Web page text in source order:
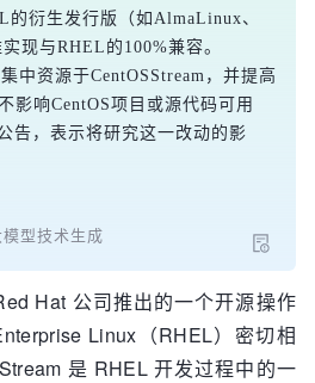
的衍生发行版（如AlmaLinux、
现与RHEL的100%兼容。
中资源于CentOSStream，并提高
影响CentOS项目或源代码可用
告，表示将研究这一改动的影
型技术生成
Hat 公司推出的一个开源操作
Linux（RHEL）密切相
是 RHEL 开发过程中的一